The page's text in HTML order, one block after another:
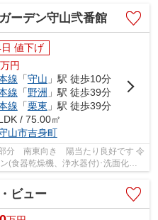
ーデン守山弐番館
値下げ
万円
線 「守山 」駅 徒歩10分
線 「野洲 」駅 徒歩39分
線 「栗東 」駅 徒歩39分
/ 75.00㎡
山市吉身町
分 南東向き 陽当たり良好です 令
食器乾燥機、浄水器付)･洗面化粧
ビュー